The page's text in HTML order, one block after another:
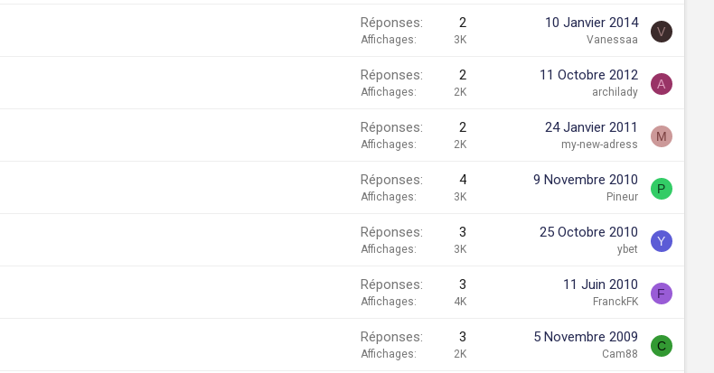
Réponses 2
Affichages 3K
10 Janvier 2014
Vanessaa
V
Réponses 2
Affichages 2K
11 Octobre 2012
archilady
A
Réponses 2
Affichages 2K
24 Janvier 2011
my-new-adress
M
Réponses 4
Affichages 3K
9 Novembre 2010
Pineur
P
Réponses 3
Affichages 3K
25 Octobre 2010
ybet
Y
Réponses 3
Affichages 4K
11 Juin 2010
FranckFK
F
Réponses 3
Affichages 2K
5 Novembre 2009
Cam88
C